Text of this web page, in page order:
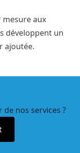
aux
développent un
ajoutée.
nos services ?